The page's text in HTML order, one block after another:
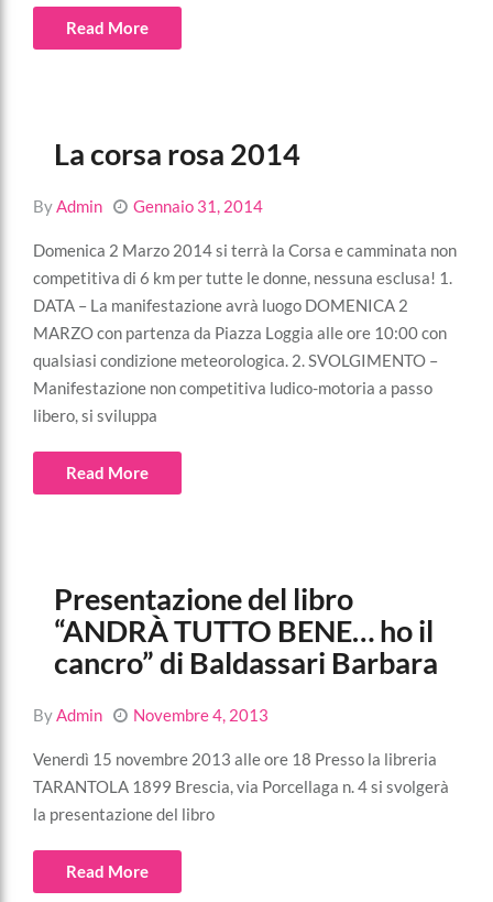
Read More
La corsa rosa 2014
ByAdmin Gennaio 31, 2014
Domenica 2 Marzo 2014 si terrà la Corsa e camminata non
competitiva di 6 km per tutte le donne, nessuna esclusa! 1.
DATA – La manifestazione avrà luogo DOMENICA 2
MARZO con partenza da Piazza Loggia alle ore 10:00 con
qualsiasi condizione meteorologica. 2. SVOLGIMENTO –
Manifestazione non competitiva ludico-motoria a passo
libero, si sviluppa
Read More
Presentazione del libro
“ANDRÀ TUTTO BENE… ho il
cancro” di Baldassari Barbara
ByAdmin Novembre 4, 2013
Venerdì 15 novembre 2013 alle ore 18 Presso la libreria
TARANTOLA 1899 Brescia, via Porcellaga n. 4 si svolgerà
la presentazione del libro
Read More